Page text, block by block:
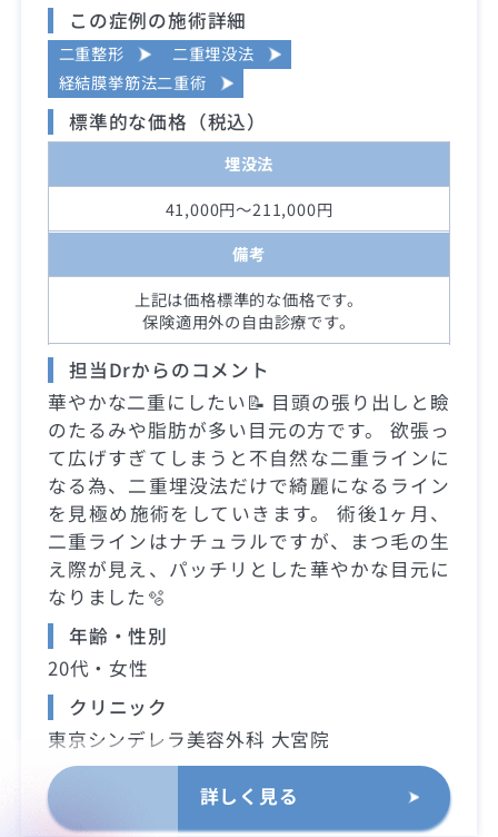
この症例の施術詳細
二重整形
二重埋没法
経結膜挙筋法二重術
標準的な価格（税込）
埋没法
41,000円～211,000円
備考
上記は価格標準的な価格です。
保険適用外の自由診療です。
担当Drからのコメント
華やかな二重にしたい📝 目頭の張り出しと瞼
のたるみや脂肪が多い目元の方です。 欲張っ
て広げすぎてしまうと不自然な二重ラインに
なる為、二重埋没法だけで綺麗になるライン
を見極め施術をしていきます。 術後1ヶ月、
二重ラインはナチュラルですが、まつ毛の生
え際が見え、パッチリとした華やかな目元に
なりました🫧
年齢・性別
20代・女性
クリニック
東京シンデレラ美容外科 大宮院
詳しく見る